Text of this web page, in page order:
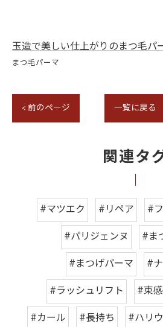
玉造で美しい仕上がりのまつ毛パ
まつ毛パーマ
< 前のページ 一覧に戻る
関連タ
#マツエク #リペア
#
#パリジェンヌ
#ま
#まつげパーマ
#
#ラッシュリフト
#束感
#カール
#長持ち #ハリ